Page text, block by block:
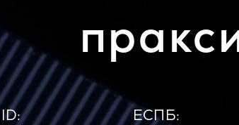
ID: EСПБ: